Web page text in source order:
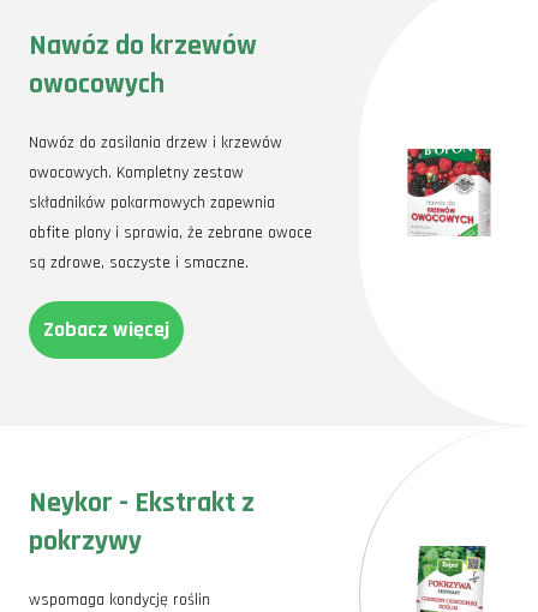
Nawóz do krzewów
owocowych
Nawóz do zasilania drzew i krzewów
owocowych. Kompletny zestaw
składników pokarmowych zapewnia
obfite plony i sprawia, że zebrane owoce
są zdrowe, soczyste i smaczne.
Zobacz więcej
Neykor - Ekstrakt z
pokrzywy
wspomaga kondycję roślin